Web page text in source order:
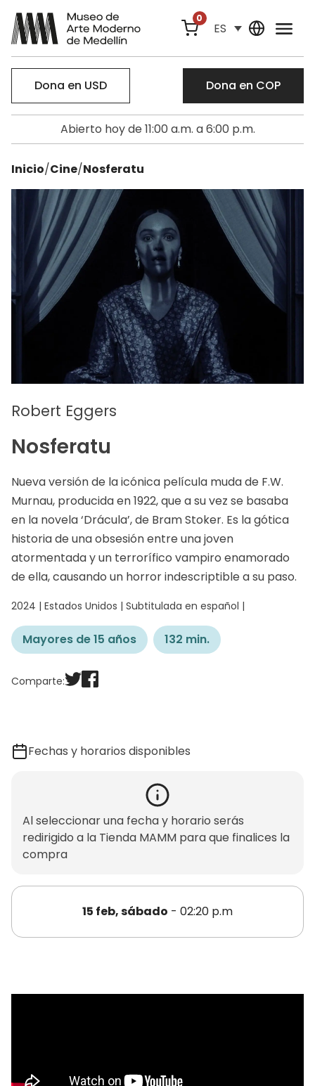
0
ES
Dona en USD Dona en COP
Abierto hoy de 11:00 a.m. a 6:00 p.m.
Inicio/Cine/Nosferatu
Robert Eggers
Nosferatu
Nueva versión de la icónica película muda de F.W.
Murnau, producida en 1922, que a su vez se basaba
en la novela ‘Drácula’, de Bram Stoker. Es la gótica
historia de una obsesión entre una joven
atormentada y un terrorífico vampiro enamorado
de ella, causando un horror indescriptible a su paso.
2024 | Estados Unidos | Subtitulada en español |
Mayores de 15 años 132 min.
Comparte:
Fechas y horarios disponibles
Al seleccionar una fecha y horario serás
redirigido a la Tienda MAMM para que finalices la
compra
15 feb, sábado - 02:20 p.m